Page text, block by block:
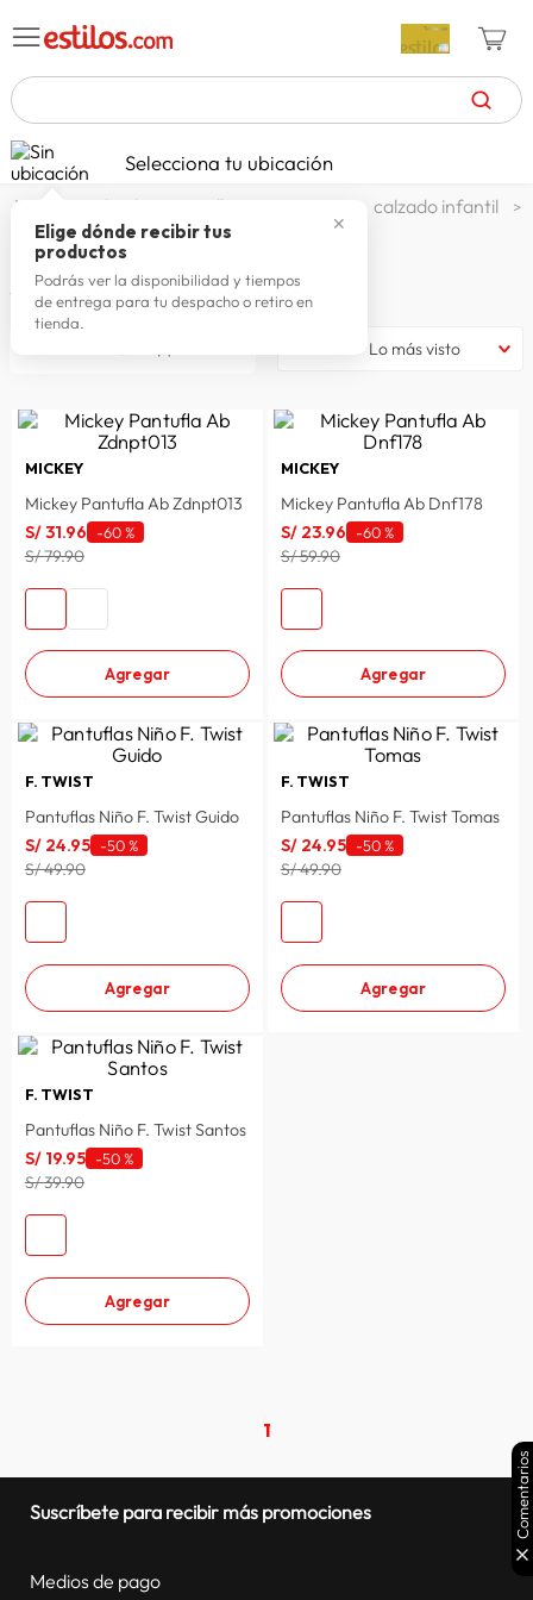
TÉRMINOS MÁS BUSCADOS
1. zapatillas mujer
2. celulares
3. zapatillas hombre
4. moda
zapatillas
terrex
8. laptop
9 spiderman
10. lavadora
Selecciona tu ubicación
✕
Elige dónde recibir tus
productos
Podrás ver la disponibilidad y tiempos
de entrega para tu despacho o retiro en
tienda.
calzado y zapatillas calzado infantil
PANTUFLAS NIÑO
5 productos
Lo más visto
MICKEY
Mickey Pantufla Ab Zdnpt013
S/31.96 -60 %
S/ 79.90
Agregar
MICKEY
Mickey Pantufla Ab Dnf178
S/ 23.96 -60 %
S/ 59.90
Agregar
F. TWIST
Pantuflas Niño F. Twist Guido
S/ 24.95 -50 %
S/ 49.90
Agregar
F. TWIST
Pantuflas Niño F. Twist Tomas
S/ 24.95 -50 %
S/ 49.90
Agregar
F. TWIST
Pantuflas Niño F. Twist Santos
S/ 19.95 -50 %
S/ 39.90
Agregar
1
Suscríbete para recibir más promociones
Medios de pago
Comentarios